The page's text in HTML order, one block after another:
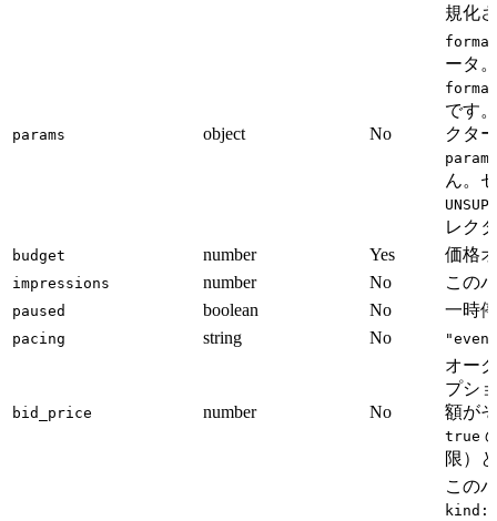
規化
params object No
ータ
です。
クタ
ん。
レク
budget number Yes 価格
impressions number No この
paused boolean No 一時
pacing string No "even"
bid_price number No
オー
プシ
額が
true
限）
この
kind: